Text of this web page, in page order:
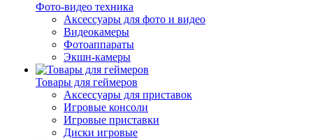
Фото-видео техника
Аксессуары для фото и видео
Видеокамеры
Фотоаппараты
Экшн-камеры
Товары для геймеров
Аксессуары для приставок
Игровые консоли
Игровые приставки
Диски игровые